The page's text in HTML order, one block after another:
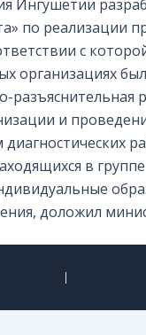
Ингушетии
по реализации
с
организациях
и
в
доложил